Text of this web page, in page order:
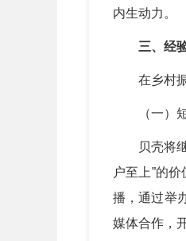
内生动力。
三、经
在乡村振
（一）短
贝壳将继
户至上”的
播，通过举
媒体合作，